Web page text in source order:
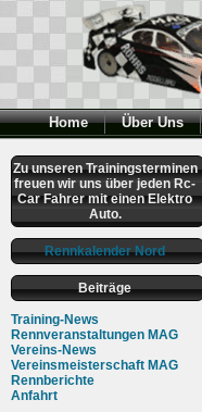
Home Über Uns
Zu unseren Trainingsterminen
freuen wir uns über jeden Rc-
Car Fahrer mit einen Elektro
Auto.
Rennkalender Nord
Beiträge
Training-News
Rennveranstaltungen MAG
Vereins-News
Vereinsmeisterschaft MAG
Rennberichte
Anfahrt